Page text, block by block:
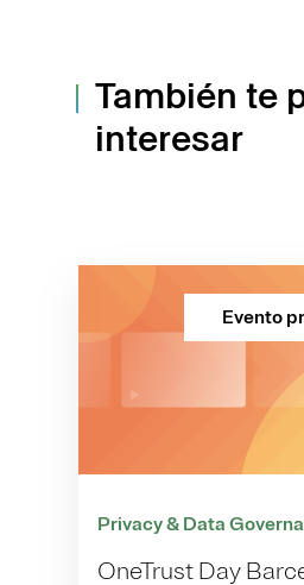
También te
interesar
Evento
Privacy & Data
OneTrust Day